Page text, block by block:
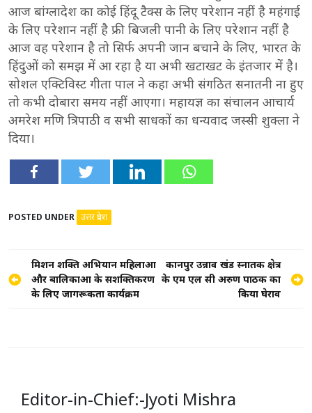
आज बांग्लादेश का कोई हिंदू टैक्स के लिए परेशान नहीं है महंगाई
के लिए परेशान नहीं है फ्री बिजली पानी के लिए परेशान नहीं है
आज वह परेशान है तो सिर्फ अपनी जान बचाने के लिए, भारत के
हिंदुओं को समझ में आ रहा है या अभी खटाखट के इंतजार में है।
सोशल एक्टिविस्ट गीता पाल ने कहा अभी संगठित सनातनी ना हुए
तो कभी दोबारा समय नहीं आएगा। महायज्ञ का संचालन आचार्य
अमरेश मणि त्रिपाठी व सभी साधकों का धन्यवाद जस्सी शुक्ला ने
दिया।
POSTED UNDER उत्तर प्रदेश
Post
navigation
मिशन शक्ति अभियान महिलाओं
और बालिकाओं के सशक्तिकरण
के लिए जागरूकता कार्यक्रम
कानपुर उन्नाव खंड स्नातक क्षेत्र
के एम एल सी अरुण पाठक का
किया घेराव
Editor-in-Chief:-Jyoti Mishra